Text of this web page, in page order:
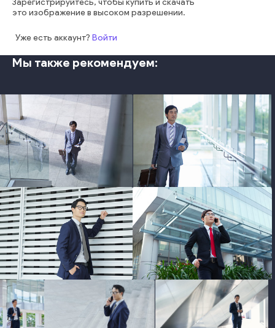
это изображение в высоком разрешении.
Уже есть аккаунт? Войти
Мы также рекомендуем:
photo photo
photo photo